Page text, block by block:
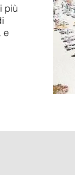
più
e